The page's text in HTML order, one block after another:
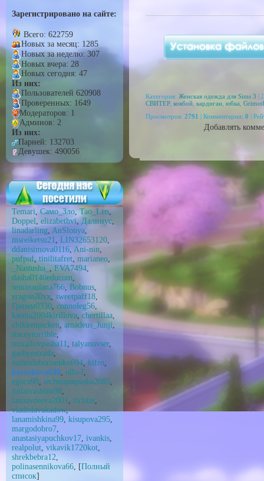
Зарегистрировано на сайте:
Всего: 622759
Новых за месяц: 1285
Новых за неделю: 307
Новых вчера: 28
Новых сегодня: 47
Из них:
Пользователей 620908
Проверенных: 1649
Модераторов: 1
Админов: 2
Из них:
Парней: 132703
Девушек: 490056
Temari, Само_Зло, Tao_Len,
Doppel, elizabethvi,Далинус,
linadarling, AnSlonya,
msreiketsu21, LIN32653120,
ddanisimova0116, Ani-nin,
pufpuf,tinilitafret, marianeo,
_Nastusha_,EVA7494,
dasha0140educom,
seminaulana766,Bobnus,
eragon20xx, sweetpaff18,
Гримм0330,connoleg56,
ksenia2004kirillova, chertillaa,
chikkenpicken, amadeus_Junji,
staceytorrible,
mixailovpasha11, talyanovser,
garbyestrada,
nadezdaborisenko694,kifro,
korsakova640, ollo-l ,
egoca99, techniquepasha2085,
milaivashina98,
lanaavdeeva2001, riristar,
vladislavakadow,
lanamishkina99, kisupova295,
margodobro7,
anastasiyapuchkov17, ivankis,
realpolut, vikavik1720kot,
shrekbebra12,
polinasennikova66, [Полный
список]
Категория: Женская одежда для Sims 3 |
СВИТЕР, ковбой, кардиган, юбка
Просмотров: 2791 | Комментарии: 0 |
Добавлять